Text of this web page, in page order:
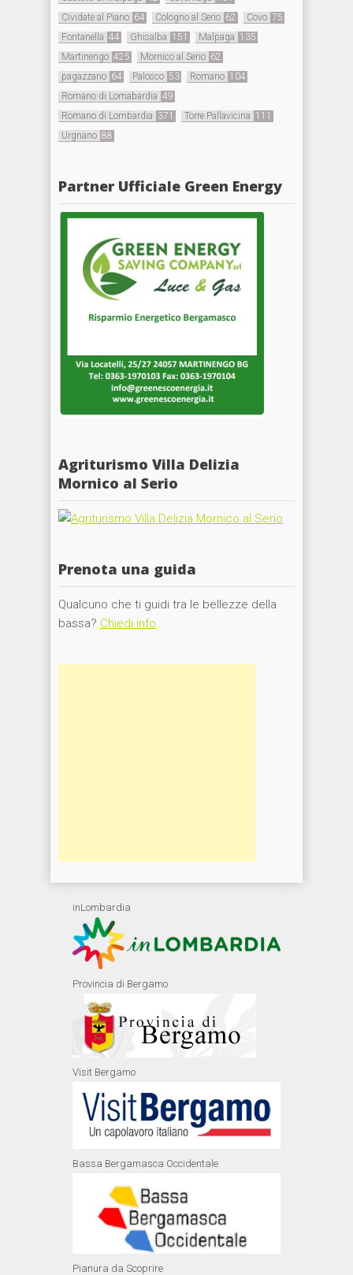
Cividate al Piano 64 Cologno al Serio 62 Covo 75
Fontanella 44 Ghisalba 151 Malpaga 135
Martinengo 425 Mornico al Serio 62
pagazzano 64 Palosco 53 Romano 104
Romano di Lomabardia 49
Romano di Lombardia 371 Torre Pallavicina 111
Urgnano 88
Partner Ufficiale Green Energy
Agriturismo Villa Delizia
Mornico al Serio
Prenota una guida
Qualcuno che ti guidi tra le bellezze della
bassa? Chiedi info
inLombardia
Provincia di Bergamo
Visit Bergamo
Bassa Bergamasca Occidentale
Pianura da Scoprire